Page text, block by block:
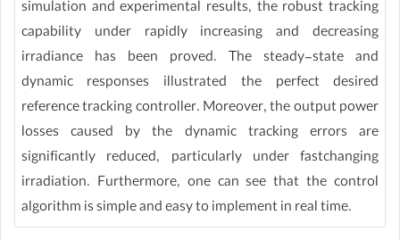
simulation and experimental results, the robust tracking
capability under rapidly increasing and decreasing
irradiance has been proved. The steady-state and
dynamic responses illustrated the perfect desired
reference tracking controller. Moreover, the output power
losses caused by the dynamic tracking errors are
significantly reduced, particularly under fastchanging
irradiation. Furthermore, one can see that the control
algorithm is simple and easy to implement in real time.